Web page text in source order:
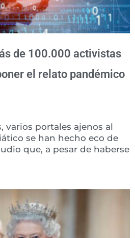
de 100.000 activistas
el relato pandémico
varios portales ajenos al
se han hecho eco de
que, a pesar de haberse